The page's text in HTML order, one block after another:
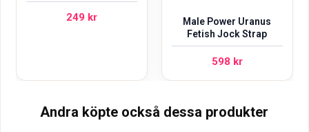
249 kr
Male Power Uranus
Fetish Jock Strap
598 kr
Andra köpte också dessa produkter